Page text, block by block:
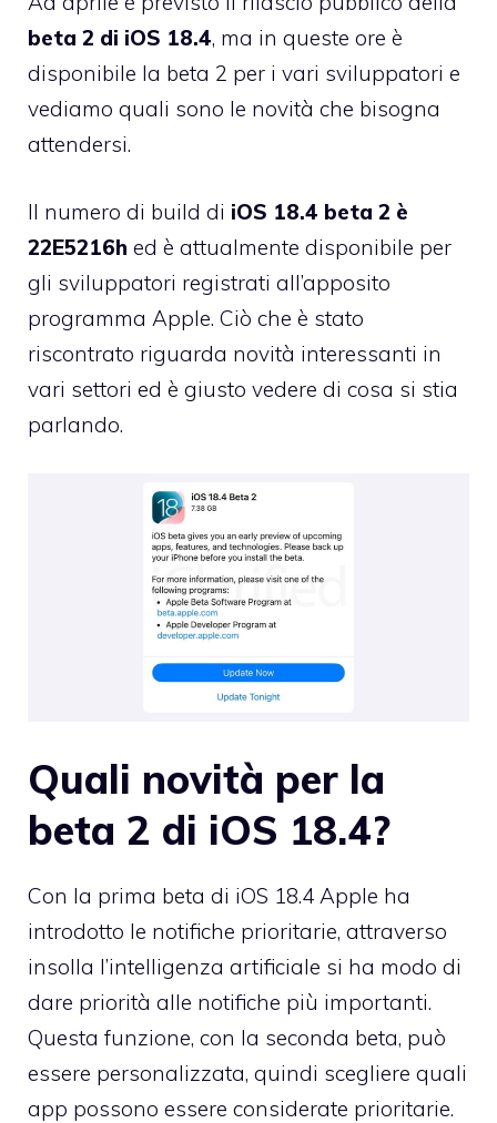
beta 2 di iOS 18.4, ma in queste ore è
disponibile la beta 2 per i vari sviluppatori e
vediamo quali sono le novità che bisogna
attendersi.
Il numero di build di iOS 18.4 beta 2 è
22E5216h ed è attualmente disponibile per
gli sviluppatori registrati all’apposito
programma Apple. Ciò che è stato
riscontrato riguarda novità interessanti in
vari settori ed è giusto vedere di cosa si stia
parlando.
Quali novità per la
beta 2 di iOS 18.4?
Con la prima beta di iOS 18.4 Apple ha
introdotto le notifiche prioritarie, attraverso
insolla l’intelligenza artificiale si ha modo di
dare priorità alle notifiche più importanti.
Questa funzione, con la seconda beta, può
essere personalizzata, quindi scegliere quali
app possono essere considerate prioritarie.